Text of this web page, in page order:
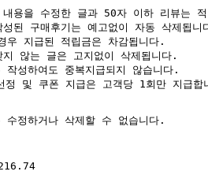
용을 수정한 글과 50자 이하 리뷰는
된 구매후기는 예고없이 자동 삭제됩니
우 지급된 적립금은 차감됩니다.
않는 글은 고지없이 삭제됩니다.
작성하여도 중복지급되지 않습니다.
및 쿠폰 지급은 고객당 1회만 지급합
수정하거나 삭제할 수 없습니다.